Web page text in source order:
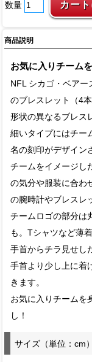
数量
商品説明
お気に入りチーム
NFL シカゴ・ベアー
のブレスレット（4本
形状の異なるブレス
細いタイプにはチー
名の刻印がデザイン
チームをイメージし
の気分や服装に合わ
の腕時計やブレスレ
チームロゴの部分は
も。Tシャツなど薄
手首からチラ見せし
手首より少し上に着
きます。
お気に入りチームを
し！
サイズ（単位：cm）